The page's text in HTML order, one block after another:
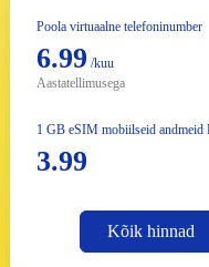
Poola virtuaalne telefoninumber
6.99 /kuu
Aastatellimusega
1 GB eSIM mobiilseid andmeid
3.99
Kõik hinnad